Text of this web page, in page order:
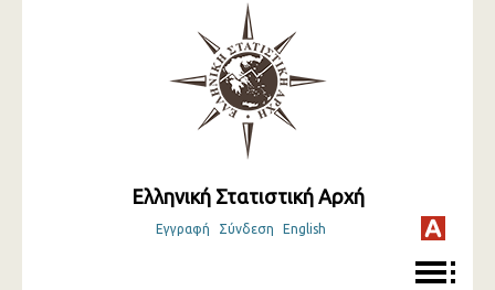
Ελληνική Στατιστική Αρχή
Εγγραφή Σύνδεση English